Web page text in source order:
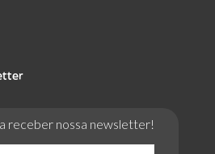
receber nossa newsletter!